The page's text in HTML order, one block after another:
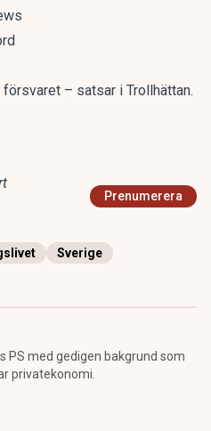
– satsar i Trollhättan.
Prenumerera
Sverige
PS med gedigen bakgrund som
privatekonomi.